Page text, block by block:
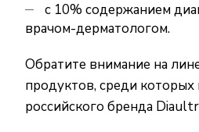
с 10% содержанием
врачом-дерматологом.
Обратите внимание на
продуктов, среди которых
российского бренда